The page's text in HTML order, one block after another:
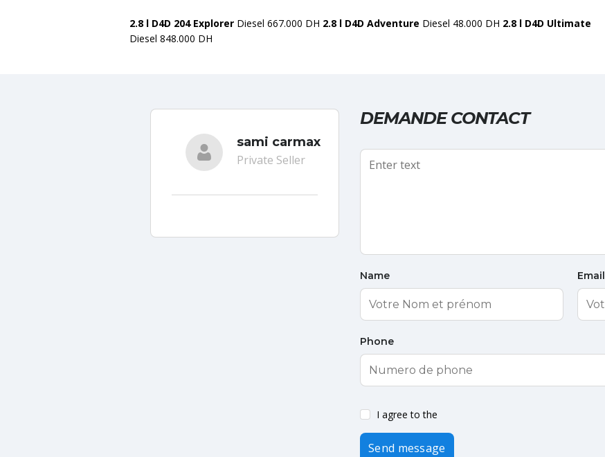
2.8 l D4D 204 Explorer Diesel 667.000 DH 2.8 l D4D Adventure Diesel 48.000 DH 2.8 l D4D Ultimate
Diesel 848.000 DH
sami carmax
Private Seller
DEMANDE CONTACT
Name Email
Phone
I agree to the
Send message